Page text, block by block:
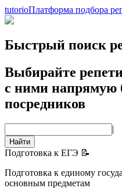
tutorioПлатформа подбора
Быстрый поиск
Выбирайте
с ними напрямую
посредников
|
Найти
Подготовка к ЕГЭ 📝
Подготовка к единому
основным предметам